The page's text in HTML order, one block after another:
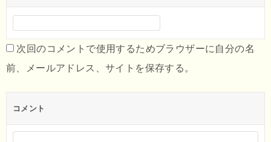
次回のコメントで使用するためブラウザーに自分の名
前、メールアドレス、サイトを保存する。
コメント